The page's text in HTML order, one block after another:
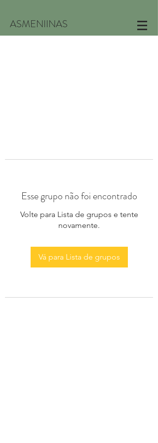
ASMENIINAS
Esse grupo não foi encontrado
Volte para Lista de grupos e tente
novamente.
Vá para Lista de grupos